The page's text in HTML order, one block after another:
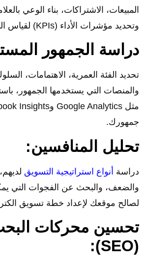
المبيعات، الاشتراكات، بناء الوعي
وتحديد مؤشرات الأداء (KPIs) لقياس النجاح.
دراسة الجمهور
تحديد الفئة العمرية، الاهتمامات،
والمنصات التي يستخدمها الجمهور،
جمهورك.
تحليل المنافسين:
دراسة أنواع استراتيجية التسويق
والضعف، والبحث عن الفجوات التي
لصالح موقعك لإعداد خطة تسويق
تحسين محركات
(SEO):